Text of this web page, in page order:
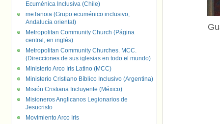
Ecuménica Inclusiva (Chile)
meTanoia (Grupo ecuménico inclusivo,
Andalucía oriental)
Metropolitan Community Church (Página
central, en inglés)
Metropolitan Community Churches. MCC.
(Direcciones de sus iglesias en todo el mundo)
Ministerio Arco Iris Latino (MCC)
Ministerio Cristiano Bíblico Inclusivo (Argentina)
Misión Cristiana Incluyente (México)
Misioneros Anglicanos Legionarios de
Jesucristo
Movimiento Arco Iris